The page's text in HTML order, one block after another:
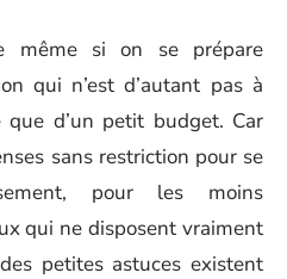
même si on se prépare
qui n’est d’autant pas à
que d’un petit budget. Car
sans restriction pour se
pour les moins
qui ne disposent vraiment
petites astuces existent